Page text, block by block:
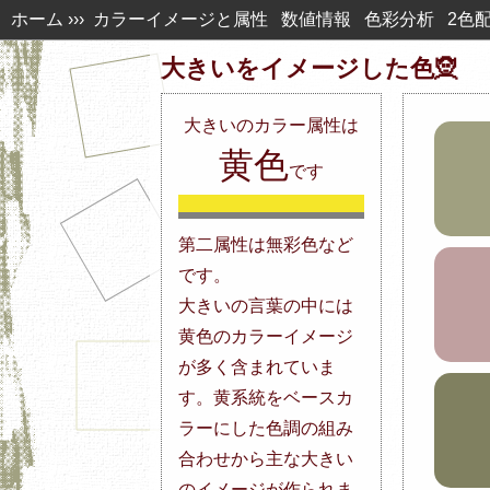
ホーム ››› カラーイメージと属性 数値情報 色彩分析 2色
大きいをイメージした色🧝
大きいのカラー属性は
黄色です
第二属性は無彩色など
です。
大きいの言葉の中には
黄色のカラーイメージ
が多く含まれていま
す。黄系統をベースカ
ラーにした色調の組み
合わせから主な大きい